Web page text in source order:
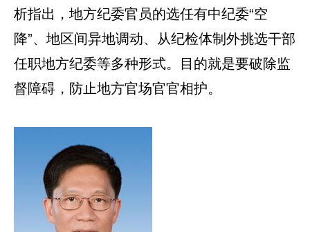
析指出，地方纪委官员的选任有中纪委“空
降”、地区间异地调动、从纪检体制外挑选干部
任职地方纪委等多种形式。目的就是要破除监
督障碍，防止地方官场官官相护。